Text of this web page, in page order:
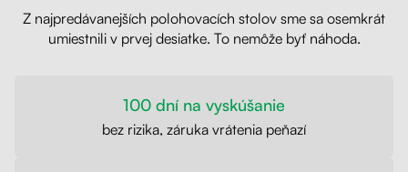
Z najpredávanejších polohovacích stolov sme sa osemkrát
umiestnili v prvej desiatke. To nemôže byť náhoda.
100 dní na vyskúšanie
bez rizika, záruka vrátenia peňazí